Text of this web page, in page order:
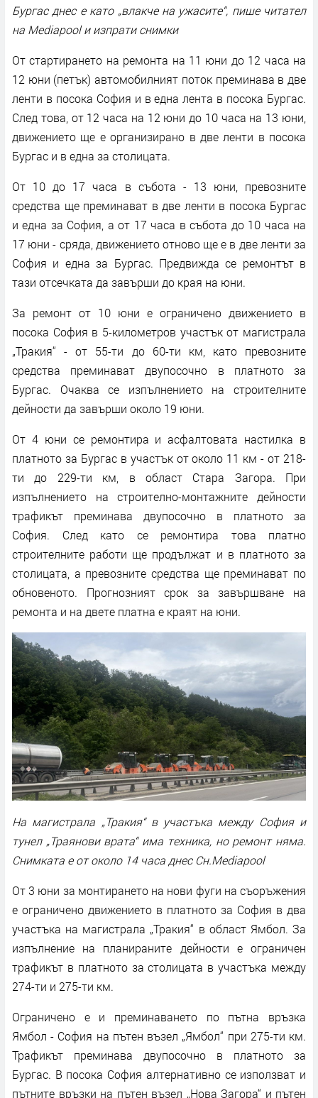
Бургас днес е като „влакче на ужасите“, пише читател
на Mediapool и изпрати снимки
От стартирането на ремонта на 11 юни до 12 часа на
12 юни (петък) автомобилният поток преминава в две
ленти в посока София и в една лента в посока Бургас.
След това, от 12 часа на 12 юни до 10 часа на 13 юни,
движението ще е организирано в две ленти в посока
Бургас и в една за столицата.
От 10 до 17 часа в събота - 13 юни, превозните
средства ще преминават в две ленти в посока Бургас
и една за София, а от 17 часа в събота до 10 часа на
17 юни - сряда, движението отново ще е в две ленти за
София и една за Бургас. Предвижда се ремонтът в
тази отсечката да завърши до края на юни.
За ремонт от 10 юни е ограничено движението в
посока София в 5-километров участък от магистрала
„Тракия“ - от 55-ти до 60-ти км, като превозните
средства преминават двупосочно в платното за
Бургас. Очаква се изпълнението на строителните
дейности да завърши около 19 юни.
От 4 юни се ремонтира и асфалтовата настилка в
платното за Бургас в участък от около 11 км - от 218-
ти до 229-ти км, в област Стара Загора. При
изпълнението на строително-монтажните дейности
трафикът преминава двупосочно в платното за
София. След като се ремонтира това платно
строителните работи ще продължат и в платното за
столицата, а превозните средства ще преминават по
обновеното. Прогнозният срок за завършване на
ремонта и на двете платна е краят на юни.
На магистрала „Тракия“ в участъка между София и
тунел „Траянови врата“ има техника, но ремонт няма.
Снимката е от около 14 часа днес Сн.Mediapool
От 3 юни за монтирането на нови фуги на съоръжения
е ограничено движението в платното за София в два
участъка на магистрала „Тракия“ в област Ямбол. За
изпълнение на планираните дейности е ограничен
трафикът в платното за столицата в участъка между
274-ти и 275-ти км.
Ограничено е и преминаването по пътна връзка
Ямбол - София на пътен възел „Ямбол“ при 275-ти км.
Трафикът преминава двупосочно в платното за
Бургас. В посока София алтернативно се използват и
пътните връзки на пътен възел „Нова Загора“ и пътен